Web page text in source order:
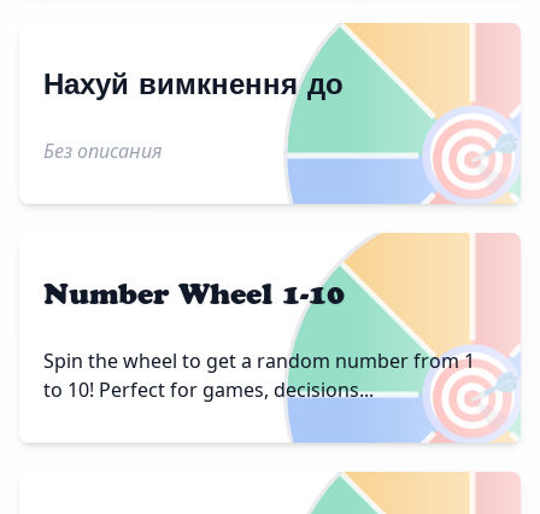
🎯
Нахуй вимкнення до
Без описания
🎯
Number Wheel 1-10
Spin the wheel to get a random number from 1
to 10! Perfect for games, decisions...